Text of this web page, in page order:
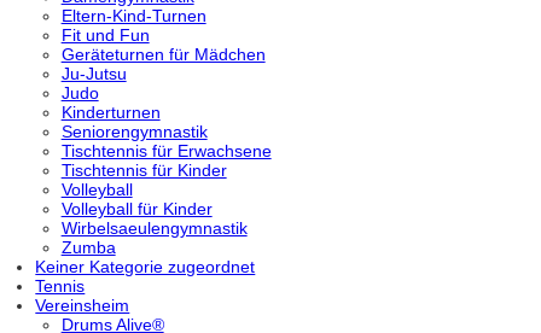
Eltern-Kind-Turnen
Fit und Fun
Geräteturnen für Mädchen
Ju-Jutsu
Judo
Kinderturnen
Seniorengymnastik
Tischtennis für Erwachsene
Tischtennis für Kinder
Volleyball
Volleyball für Kinder
Wirbelsaeulengymnastik
Zumba
Keiner Kategorie zugeordnet
Tennis
Vereinsheim
Drums Alive®